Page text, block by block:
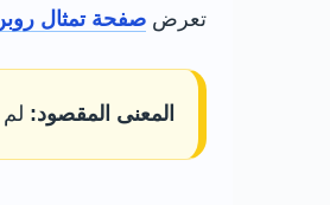
تعرض صفحة تمثال
المعنى المقصود: